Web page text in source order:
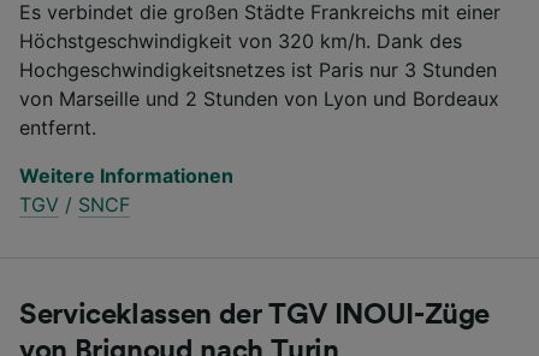
Es verbindet die großen Städte Frankreichs mit einer
Höchstgeschwindigkeit von 320 km/h. Dank des
Hochgeschwindigkeitsnetzes ist Paris nur 3 Stunden
von Marseille und 2 Stunden von Lyon und Bordeaux
entfernt.
Weitere Informationen
TGV / SNCF
Serviceklassen der TGV INOUI-Züge